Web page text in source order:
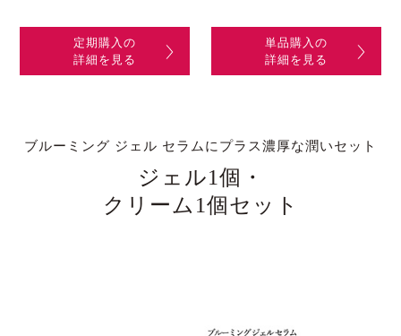
定期購入の
詳細を見る
単品購入の
詳細を見る
ブルーミング ジェル セラムにプラス濃厚な潤いセット
ジェル1個・
クリーム1個セット